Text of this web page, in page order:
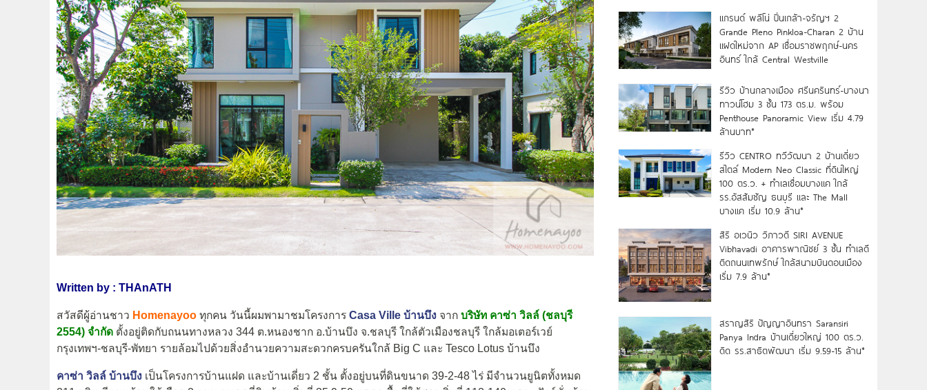
Written by : THAnATH
สวัสดีผู้อ่านชาว Homenayoo ทุกคน วันนี้ผมพามาชมโครงการ Casa Ville บ้านบึง จาก บริษัท คาซ่า วิลล์ (ชลบุรี
2554) จำกัด ตั้งอยู่ติดกับถนนทางหลวง 344 ต.หนองชาก อ.บ้านบึง จ.ชลบุรี ใกล้ตัวเมืองชลบุรี ใกล้มอเตอร์เวย์
กรุงเทพฯ-ชลบุรี-พัทยา รายล้อมไปด้วยสิ่งอำนวยความสะดวกครบครันใกล้ Big C และ Tesco Lotus บ้านบึง
คาซ่า วิลล์ บ้านบึง เป็นโครงการบ้านแฝด และบ้านเดี่ยว 2 ชั้น ตั้งอยู่บนที่ดินขนาด 39-2-48 ไร่ มีจำนวนยูนิตทั้งหมด
แกรนด์ พลีโน่ ปิ่นเกล้า-จรัญฯ 2
Grande Pleno Pinkloa-Charan 2 บ้าน
แฝดใหม่จาก AP เชื่อมราชพฤกษ์-นคร
อินทร์ ใกล้ Central Westville
รีวิว บ้านกลางเมือง ศรีนครินทร์-บางนา
ทาวน์โฮม 3 ชั้น 173 ตร.ม. พร้อม
Penthouse Panoramic View เริ่ม 4.79
ล้านบาท*
รีวิว CENTRO ทวีวัฒนา 2 บ้านเดี่ยว
สไตล์ Modern Neo Classic ที่ดินใหญ่
100 ตร.ว. + ทำเลเชื่อมบางแค ใกล้
รร.อัสสัมชัญ ธนบุรี และ The Mall
บางแค เริ่ม 10.9 ล้าน*
สิริ อเวนิว วิภาวดี SIRI AVENUE
Vibhavadi อาคารพาณิชย์ 3 ชั้น ทำเลดี
ติดถนนเทพรักษ์ ใกล้สนามบินดอนเมือง
เริ่ม 7.9 ล้าน*
สราญสิริ ปัญญาอินทรา Saransiri
Panya Indra บ้านเดี่ยวใหญ่ 100 ตร.ว.
ดิด รร.สาธิตพัฒนา เริ่ม 9.59-15 ล้าน*